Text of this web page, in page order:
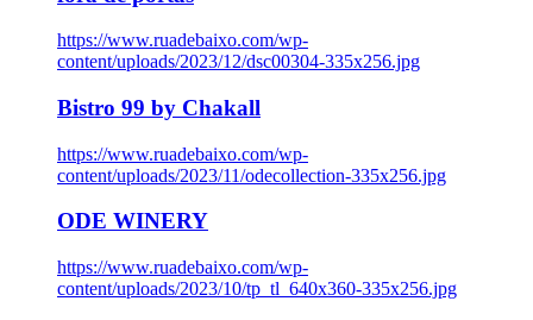
https://www.ruadebaixo.com/wp-
content/uploads/2023/12/dsc00304-335x256.jpg
Bistro 99 by Chakall
https://www.ruadebaixo.com/wp-
content/uploads/2023/11/odecollection-335x256.jpg
ODE WINERY
https://www.ruadebaixo.com/wp-
content/uploads/2023/10/tp_tl_640x360-335x256.jpg